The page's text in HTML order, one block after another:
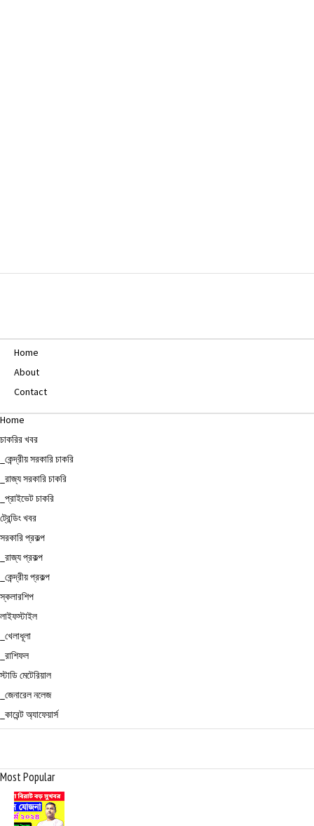
Home
About
Contact
Home
চাকরির খবর
_কেন্দ্রীয় সরকারি চাকরি
_রাজ্য সরকারি চাকরি
_প্রাইভেট চাকরি
ট্রেন্ডিং খবর
সরকারি প্রকল্প
_রাজ্য প্রকল্প
_কেন্দ্রীয় প্রকল্প
স্কলারশিপ
লাইফস্টাইল
_খেলাধূলা
_রাশিফল
স্টাডি মেটেরিয়াল
_জেনারেল নলেজ
_কারেন্ট অ্যাফেয়ার্স
Most Popular